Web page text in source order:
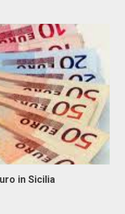
in Sicilia